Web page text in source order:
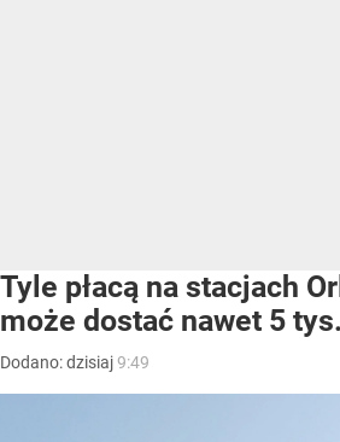
Tyle płacą na stacjach
może dostać nawet 5
Dodano:dzisiaj9:49